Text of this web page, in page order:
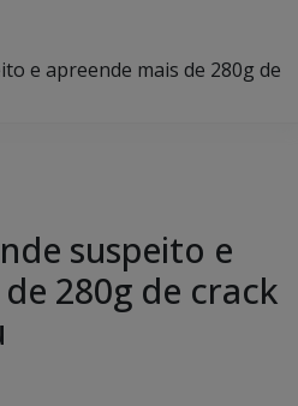
e apreende mais de 280g de
suspeito e
280g de crack